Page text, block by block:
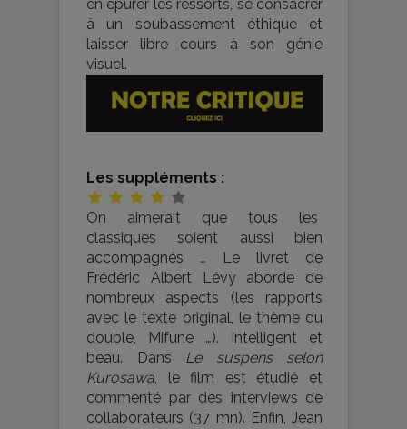
en épurer les ressorts, se consacrer
à un soubassement éthique et
laisser libre cours à son génie
visuel.
Les suppléments :
On aimerait que tous les
classiques soient aussi bien
accompagnés … Le livret de
Frédéric Albert Lévy aborde de
nombreux aspects (les rapports
avec le texte original, le thème du
double, Mifune …). Intelligent et
beau. Dans
Le suspens selon
Kurosawa , le film est étudié et
commenté par des interviews de
collaborateurs (37 mn). Enfin, Jean